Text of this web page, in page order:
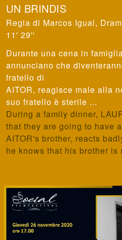
UN BRINDIS
Marcos Igual,
11' 29''
Durante una cena in
annunciano che
fratello di
AITOR, reagisce male alla
suo fratello è sterile ...
During a family dinner,
that they are going to have
AITOR's brother, reacts
he knows that his brother is